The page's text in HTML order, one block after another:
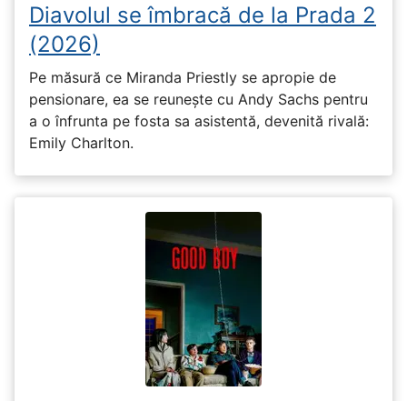
Diavolul se îmbracă de la Prada 2
(2026)
Pe măsură ce Miranda Priestly se apropie de
pensionare, ea se reunește cu Andy Sachs pentru
a o înfrunta pe fosta sa asistentă, devenită rivală:
Emily Charlton.